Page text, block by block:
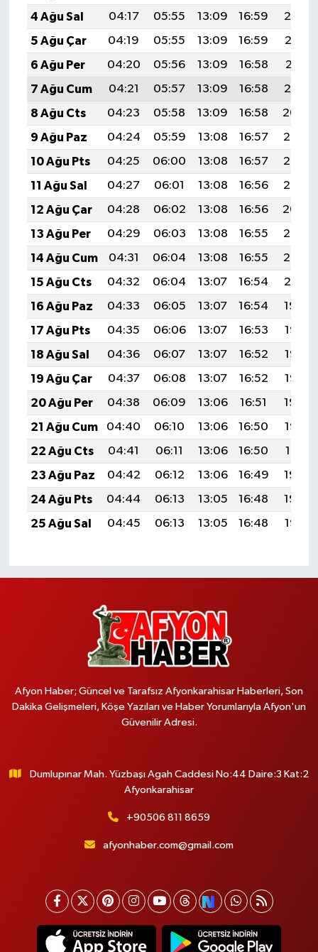
4 Ağu Sal
04:17 05:55 13:09 16:59
20:14
5 Ağu Çar
04:19 05:55 13:09 16:59
20:12
6 Ağu Per
04:20 05:56 13:09 16:58
20:11
7 Ağu Cum
04:21 05:57 13:09 16:58
20:10
8 Ağu Cts
04:23 05:58 13:09 16:58
20:09
9 Ağu Paz
04:24 05:59 13:08 16:57
20:08
10 Ağu Pts
04:25 06:00 13:08 16:57
20:07
11 Ağu Sal
04:27 06:01 13:08 16:56
20:06
12 Ağu Çar
04:28 06:02 13:08 16:56
20:04
13 Ağu Per
04:29 06:03 13:08 16:55
20:03
14 Ağu Cum
04:31 06:04 13:08 16:55
20:02
15 Ağu Cts
04:32 06:04 13:07 16:54
20:01
16 Ağu Paz
04:33 06:05 13:07 16:54
19:59
17 Ağu Pts
04:35 06:06 13:07 16:53
19:58
18 Ağu Sal
04:36 06:07 13:07 16:52
19:57
19 Ağu Çar
04:37 06:08 13:07 16:52
19:55
20 Ağu Per
04:38 06:09 13:06 16:51
19:54
21 Ağu Cum
04:40 06:10 13:06 16:50
19:52
22 Ağu Cts
04:41 06:11 13:06 16:50
19:51
23 Ağu Paz
04:42 06:12 13:06 16:49
19:50
24 Ağu Pts
04:44 06:13 13:05 16:48
19:48
25 Ağu Sal
04:45 06:13 13:05 16:48 19:47
Afyon Haber; Güncel ve Tarafsız Afyonkarahisar Haberleri, Son
Dakika Gelişmeleri, Köşe Yazıları ve Haber Yorumlarıyla Afyon'un
Güvenilir Adresi.
Dumlupınar Mah. Yüzbaşı Agah Caddesi No:44 Daire:3 Kat:2
Afyonkarahisar
+90506 811 8659
afyonhaber.com@gmail.com